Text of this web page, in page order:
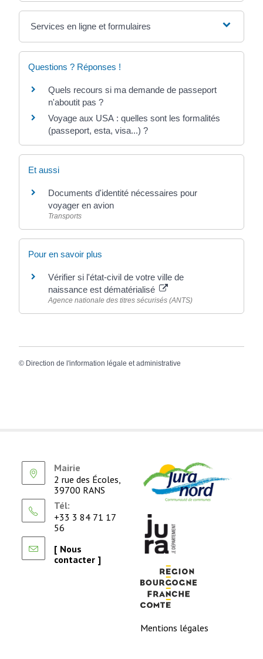
Services en ligne et formulaires
Questions ? Réponses !
Quels recours si ma demande de passeport
n'aboutit pas ?
Voyage aux USA : quelles sont les formalités
(passeport, esta, visa...) ?
Et aussi
Documents d'identité nécessaires pour
voyager en avion
Transports
Pour en savoir plus
Vérifier si l'état-civil de votre ville de
naissance est dématérialisé
Agence nationale des titres sécurisés (ANTS)
© Direction de l'information légale et administrative
Mairie
2 rue des Écoles,
39700 RANS
Tél:
+33 3 84 71 17
56
[ Nous
contacter ]
Mentions légales